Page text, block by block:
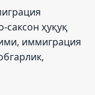
саксон ҳуқуқ
иммиграция